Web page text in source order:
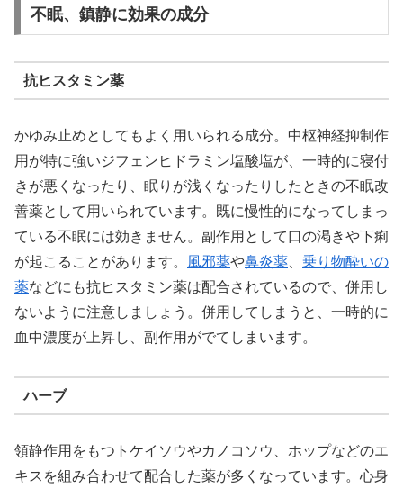
不眠、鎮静に効果の成分
抗ヒスタミン薬
かゆみ止めとしてもよく用いられる成分。中枢神経抑制作
用が特に強いジフェンヒドラミン塩酸塩が、一時的に寝付
きが悪くなったり、眠りが浅くなったりしたときの不眠改
善薬として用いられています。既に慢性的になってしまっ
ている不眠には効きません。副作用として口の渇きや下痢
が起こることがあります。
風邪薬や鼻炎薬
乗り物酔いの
薬などにも抗ヒスタミン薬は配合されているので、併用し
ないように注意しましょう。併用してしまうと、一時的に
血中濃度が上昇し、副作用がでてしまいます。
ハーブ
領静作用をもつトケイソウやカノコソウ、ホップなどのエ
キスを組み合わせて配合した薬が多くなっています。心身